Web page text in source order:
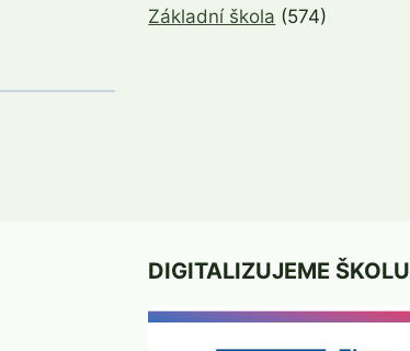
Základní škola (574)
DIGITALIZUJEME ŠKOLU